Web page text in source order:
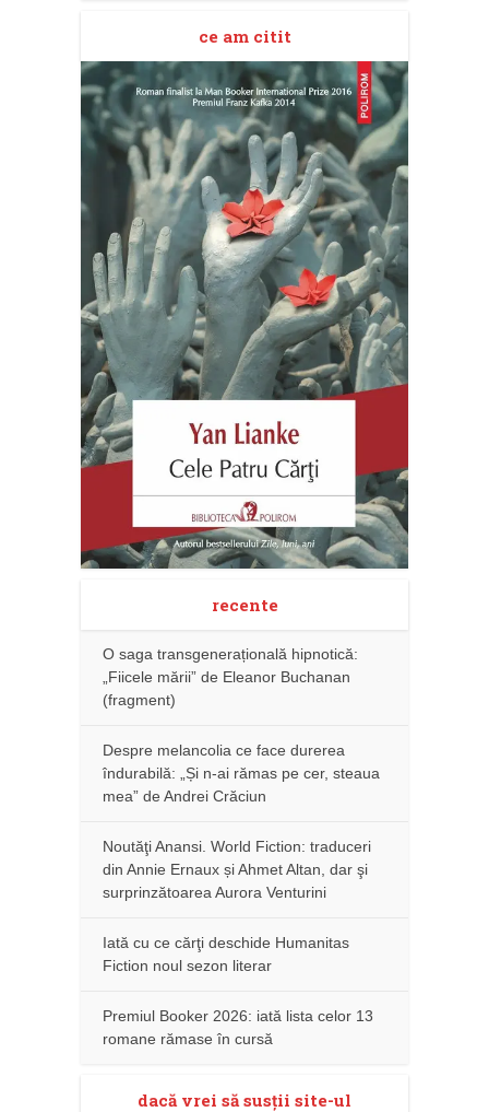
ce am citit
recente
O saga transgenerațională hipnotică:
„Fiicele mării” de Eleanor Buchanan
(fragment)
Despre melancolia ce face durerea
îndurabilă: „Și n-ai rămas pe cer, steaua
mea” de Andrei Crăciun
Noutăţi Anansi. World Fiction: traduceri
din Annie Ernaux și Ahmet Altan, dar şi
surprinzătoarea Aurora Venturini
Iată cu ce cărţi deschide Humanitas
Fiction noul sezon literar
Premiul Booker 2026: iată lista celor 13
romane rămase în cursă
dacă vrei să susţii site-ul